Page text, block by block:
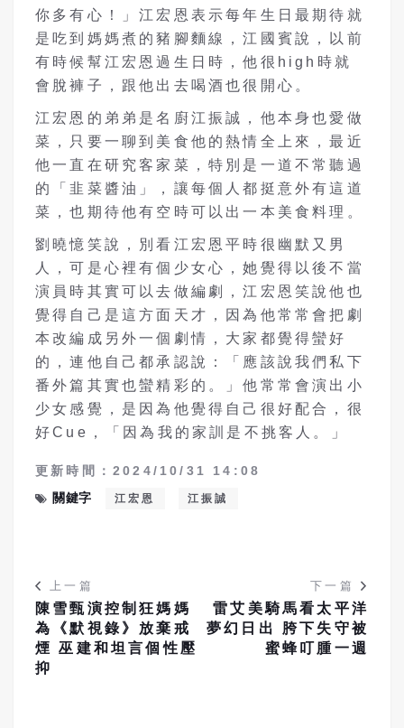
你多有心！」江宏恩表示每年生日最期待就
是吃到媽媽煮的豬腳麵線，江國賓說，以前
有時候幫江宏恩過生日時，他很high時就
會脫褲子，跟他出去喝酒也很開心。
江宏恩的弟弟是名廚江振誠，他本身也愛做
菜，只要一聊到美食他的熱情全上來，最近
他一直在研究客家菜，特別是一道不常聽過
的「韭菜醬油」，讓每個人都挺意外有這道
菜，也期待他有空時可以出一本美食料理。
劉曉憶笑說，別看江宏恩平時很幽默又男
人，可是心裡有個少女心，她覺得以後不當
演員時其實可以去做編劇，江宏恩笑說他也
覺得自己是這方面天才，因為他常常會把劇
本改編成另外一個劇情，大家都覺得蠻好
的，連他自己都承認說：「應該說我們私下
番外篇其實也蠻精彩的。」他常常會演出小
少女感覺，是因為他覺得自己很好配合，很
好Cue，「因為我的家訓是不挑客人。」
更新時間：2024/10/31 14:08
關鍵字
江宏恩 江振誠
上一篇
陳雪甄演控制狂媽媽
為《默視錄》放棄戒
煙 巫建和坦言個性壓
抑
下一篇
雷艾美騎馬看太平洋
夢幻日出 胯下失守被
蜜蜂叮腫一週